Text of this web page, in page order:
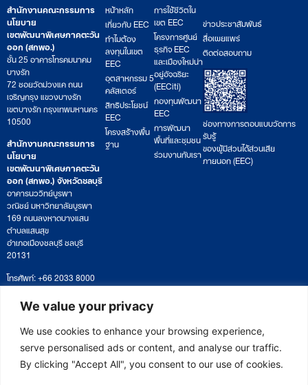
We value your privacy
We use cookies to enhance your browsing experience,
serve personalised ads or content, and analyse our traffic.
By clicking "Accept All", you consent to our use of cookies.
สำนักงานคณะกรรมการ
นโยบาย
เขตพัฒนาพิเศษภาคตะวัน
ออก (สกพอ.)
ชั้น 25 อาคารโทรคมนาคม
บางรัก
72 ซอยวัดม่วงแค ถนน
เจริญกรุง แขวงบางรัก
เขตบางรัก กรุงเทพมหานคร
10500
สำนักงานคณะกรรมการ
นโยบาย
เขตพัฒนาพิเศษภาคตะวัน
ออก (สกพอ.) จังหวัดชลบุรี
อาคารนววิทย์บูรพา
วณิชย์ มหาวิทยาลัยบูรพา
169 ถนนลงหาดบางแสน
ตำบลแสนสุข
อำเภอเมืองชลบุรี ชลบุรี
20131
โทรศัพท์: +66 2033 8000
เวลาทำการ: จันทร์ – ศุกร์
09:00 – 17:00 น.
ติดตามหนังสือหรือยื่นเอกสาร
saraban@eeco.or.th
หน้าหลัก
เกี่ยวกับ EEC
ทำไมต้อง
ลงทุนในเขต
EEC
อุตสาหกรรม 5
คลัสเตอร์
สิทธิประโยชน์
EEC
โครงสร้างพื้น
ฐาน
การใช้ชีวิตใน
เขต EEC
โครงการศูนย์
ธุรกิจ EEC
และเมืองใหม่น่า
อยู่อัจฉริยะ
(EECiti)
กองทุนพัฒนา
EEC
การพัฒนา
พื้นที่และชุมชน
ร่วมงานกับเรา
ข่าวประชาสัมพันธ์
สื่อเผยแพร่
ติดต่อสอบถาม
ช่องทางการตอบแบบวัดการ
รับรู้
ของผู้มีส่วนได้ส่วนเสีย
ภายนอก (EEC)